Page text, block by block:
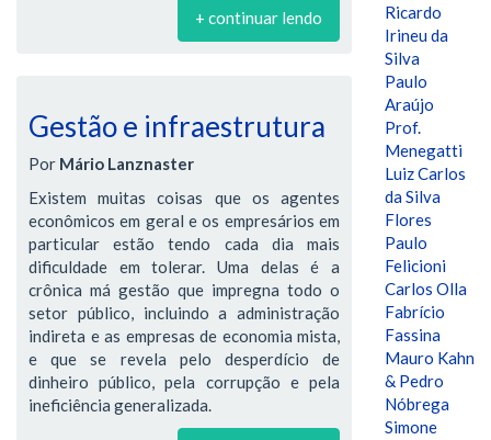
+ continuar lendo
Gestão e infraestrutura
Por Mário Lanznaster
Existem muitas coisas que os agentes
econômicos em geral e os empresários em
particular estão tendo cada dia mais
dificuldade em tolerar. Uma delas é a
crônica má gestão que impregna todo o
setor público, incluindo a administração
indireta e as empresas de economia mista,
e que se revela pelo desperdício de
dinheiro público, pela corrupção e pela
ineficiência generalizada.
Ricardo
Irineu da
Silva
Paulo
Araújo
Prof.
Menegatti
Luiz Carlos
da Silva
Flores
Paulo
Felicioni
Carlos Olla
Fabrício
Fassina
Mauro Kahn
& Pedro
Nóbrega
Simone